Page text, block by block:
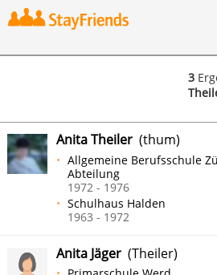
Suchen
3
Anita Theiler (thum)
Allgemeine Berufsschule
Abteilung
1972 - 1976
Schulhaus Halden
1963 - 1972
Anita Jäger (Theiler)